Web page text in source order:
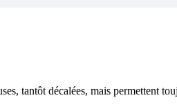
tantôt décalées, mais permettent